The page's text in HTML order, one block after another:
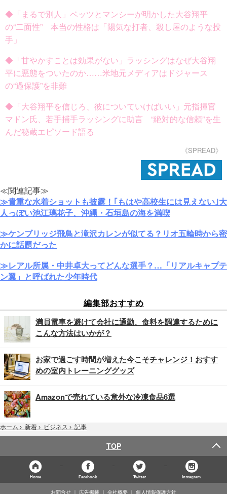
◆「まるで別人」ベッツとマンシーが明かした大谷翔平
の“二面性” 本当の性格は「陽気な打者、殺し屋のような投
手」
◆「甘やかすことは効果がない」ラッシングはなぜ大谷翔
平に悪態をついたのか……米地元メディアはドジャース
の“過保護”を非難
◆「大谷翔平を信じろ、彼についていけばいい」元指揮官
マドン氏、若手捕手ラッシングに助言 “絶対的な信頼”を生
んだ秘蔵エピソード語る
《SPREAD》
≪関連記事≫
≫貴重な水着ショットも披露！｢もはや高校生には見えない｣大
人っぽい池江璃花子、沖縄・石垣島の海を満喫
≫ケンブリッジ飛鳥と滝沢カレンが似てる？リオ五輪時から密
かに話題だった
≫レアル所属・中井卓大ってどんな選手？…「リアルキャプテ
ン翼」と呼ばれた少年時代
編集部おすすめ
満員電車を避けて会社に通勤、食料を調達するために
こんな方法はいかが？
お家で過ごす時間が増えた今こそチャレンジ！おすす
めの室内トレーニンググッズ
Amazonで売れている意外な冷凍食品6選
ホーム › 新着 › ビジネス › 記事
TOP
Home Facebook Twitter Instagram
お問合せ 広告掲載 会社概要 個人情報保護方針